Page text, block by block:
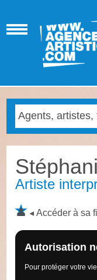
Artiste
Accéder à sa
Autorisation
Pour protéger votre